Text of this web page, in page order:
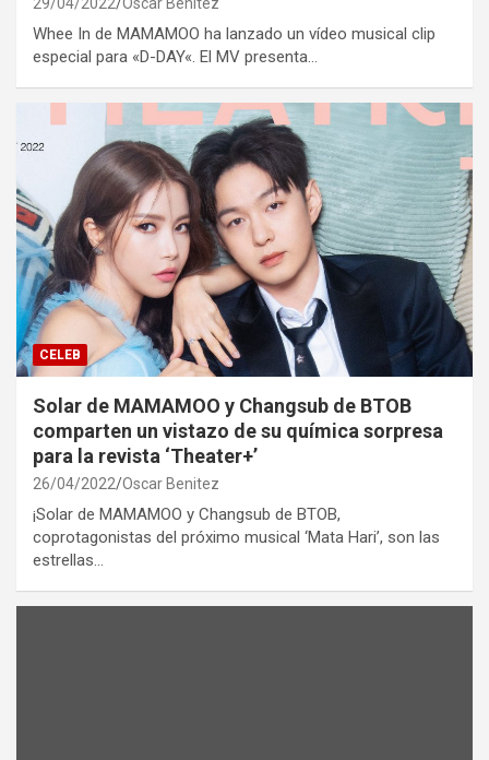
Whee In de MAMAMOO ha lanzado un vídeo musical clip
especial para «D-DAY«. El MV presenta…
CELEB
Solar de MAMAMOO y Changsub de BTOB
comparten un vistazo de su química sorpresa
para la revista ‘Theater+’
26/04/2022 Oscar Benitez
¡Solar de MAMAMOO y Changsub de BTOB,
coprotagonistas del próximo musical ‘Mata Hari’, son las
estrellas…